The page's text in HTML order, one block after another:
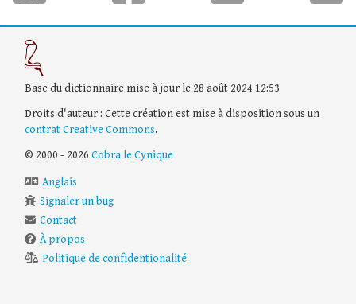
Base du dictionnaire mise à jour le 28 août 2024 12:53
Droits d'auteur : Cette création est mise à disposition sous un
contrat Creative Commons.
© 2000 - 2026 Cobra le Cynique
Anglais
Signaler un bug
Contact
À propos
Politique de confidentionalité